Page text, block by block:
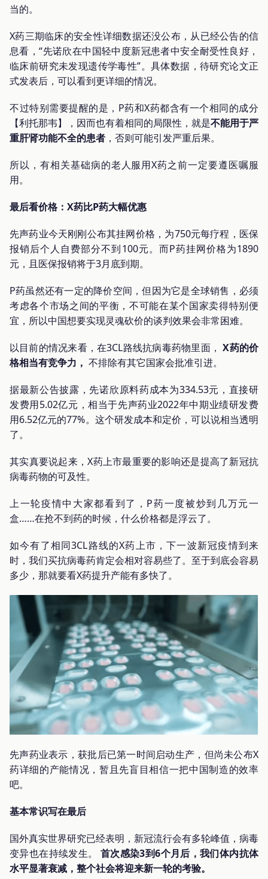
当的。
X药三期临床的安全性详细数据还没公布，从已经公告的信
息看，“先诺欣在中国轻中度新冠患者中安全耐受性良好，
临床前研究未发现遗传学毒性”。具体数据，待研究论文正
式发表后，可以看到更详细的情况。
不过特别需要提醒的是，P药和X药都含有一个相同的成分
【利托那韦】，因而也有着相同的局限性，就是不能用于严
重肝肾功能不全的患者 ，否则可能引发严重后果。
所以，有相关基础病的老人服用X药之前一定要遵医嘱服
用。
最后看价格：X药比P药大幅优惠
先声药业今天刚刚公布其挂网价格，为750元每疗程，医保
报销后个人自费部分不到100元。而P药挂网价格为1890
元，且医保报销将于3月底到期。
P药虽然还有一定的降价空间，但因为它是全球销售，必须
考虑各个市场之间的平衡，不可能在某个国家卖得特别便
宜，所以中国想要实现灵魂砍价的谈判效果会非常困难。
以目前的情况来看，在3CL路线抗病毒药物里面，X药的价
格相当有竞争力， 不排除有其它国家会批准引进。
据最新公告披露，先诺欣原料药成本为334.53元，直接研
发费用5.02亿元，相当于先声药业2022年中期业绩研发费
用6.52亿元的77%。这个研发成本和定价，可以说相当透明
了。
其实真要说起来，X药上市最重要的影响还是提高了新冠抗
病毒药物的可及性。
上一轮疫情中大家都看到了，P药一度被炒到几万元一
盒……在抢不到药的时候，什么价格都是浮云了。
如今有了相同3CL路线的X药上市，下一波新冠疫情到来
时，我们买抗病毒药肯定会相对容易些了。至于到底会容易
多少，那就要看X药提升产能有多快了。
先声药业表示，获批后已第一时间启动生产，但尚未公布X
药详细的产能情况，暂且先盲目相信一把中国制造的效率
吧。
基本常识写在最后
国外真实世界研究已经表明，新冠流行会有多轮峰值，病毒
变异也在持续发生。 首次感染3到6个月后，我们体内抗体
水平显著衰减，整个社会将迎来新一轮的考验。